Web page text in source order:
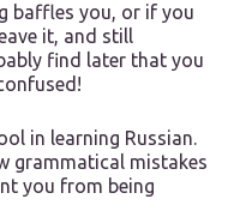
baffles you, or if you
it, and still
find later that you
in learning Russian.
grammatical mistakes
you from being